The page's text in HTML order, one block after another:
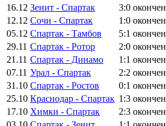
16.12 Зенит - Спартак 3:0 окончен
12.12 Сочи - Спартак 1:0 окончен
05.12 Спартак - Тамбов 5:1 окончен
29.11 Спартак - Ротор 2:0 окончен
21.11 Спартак - Динамо 1:1 окончен
07.11 Урал - Спартак 2:2 окончен
31.10 Спартак - Ростов 0:1 окончен
25.10 Краснодар - Спартак 1:3 окончен
17.10 Химки - Спартак 2:3 окончен